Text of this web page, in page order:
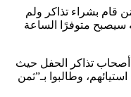
قام بشراء تذاكر ولم
سيصبح متوفرًا الساعة
تذاكر الحفل حيث
وطالبوا بـ”ثمن